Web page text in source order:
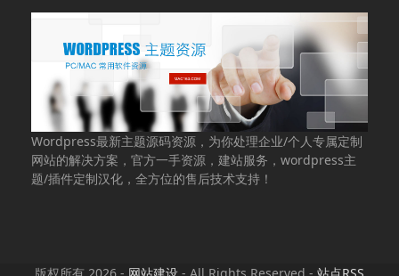
Wordpress最新主题源码资源，为你处理企业/个人专属定制
网站的解决方案，官方一手资源，建站服务，wordpress主
题/插件定制汉化，全方位的售后技术支持！